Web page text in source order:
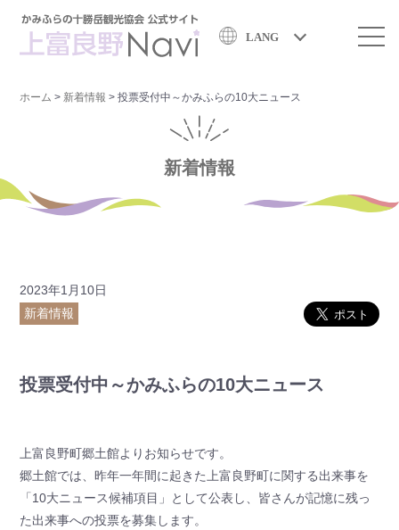
LANG
ホーム > 新着情報 >投票受付中～かみふらの10大ニュース
新着情報
2023年1月10日
新着情報
投票受付中～かみふらの10大ニュース
上富良野町郷土館よりお知らせです。
郷土館では、昨年一年間に起きた上富良野町に関する出来事を
「10大ニュース候補項目」として公表し、皆さんが記憶に残っ
た出来事への投票を募集します。